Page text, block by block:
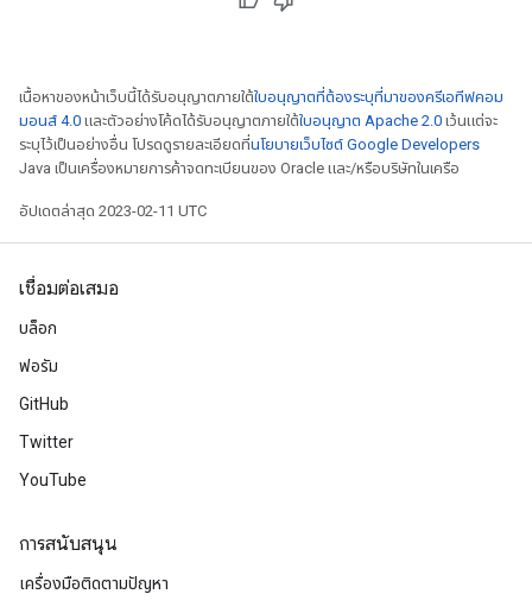
เนื้อหาของหน้าเว็บนี้ได้รับอนุญาตภายใต้ใบอนุญาตที่ต้องระบุที่มาของครีเอทีฟคอม
มอนส์ 4.0 และตัวอย่างโค้ดได้รับอนุญาตภายใต้ใบอนุญาต Apache 2.0 เว้นแต่จะ
ระบุไว้เป็นอย่างอื่น โปรดดูรายละเอียดที่นโยบายเว็บไซต์ Google Developers
Java เป็นเครื่องหมายการค้าจดทะเบียนของ Oracle และ/หรือบริษัทในเครือ
อัปเดตล่าสุด 2023-02-11 UTC
เชื่อมต่อเสมอ
บล็อก
ฟอรัม
GitHub
Twitter
YouTube
การสนับสนุน
เครื่องมือติดตามปัญหา